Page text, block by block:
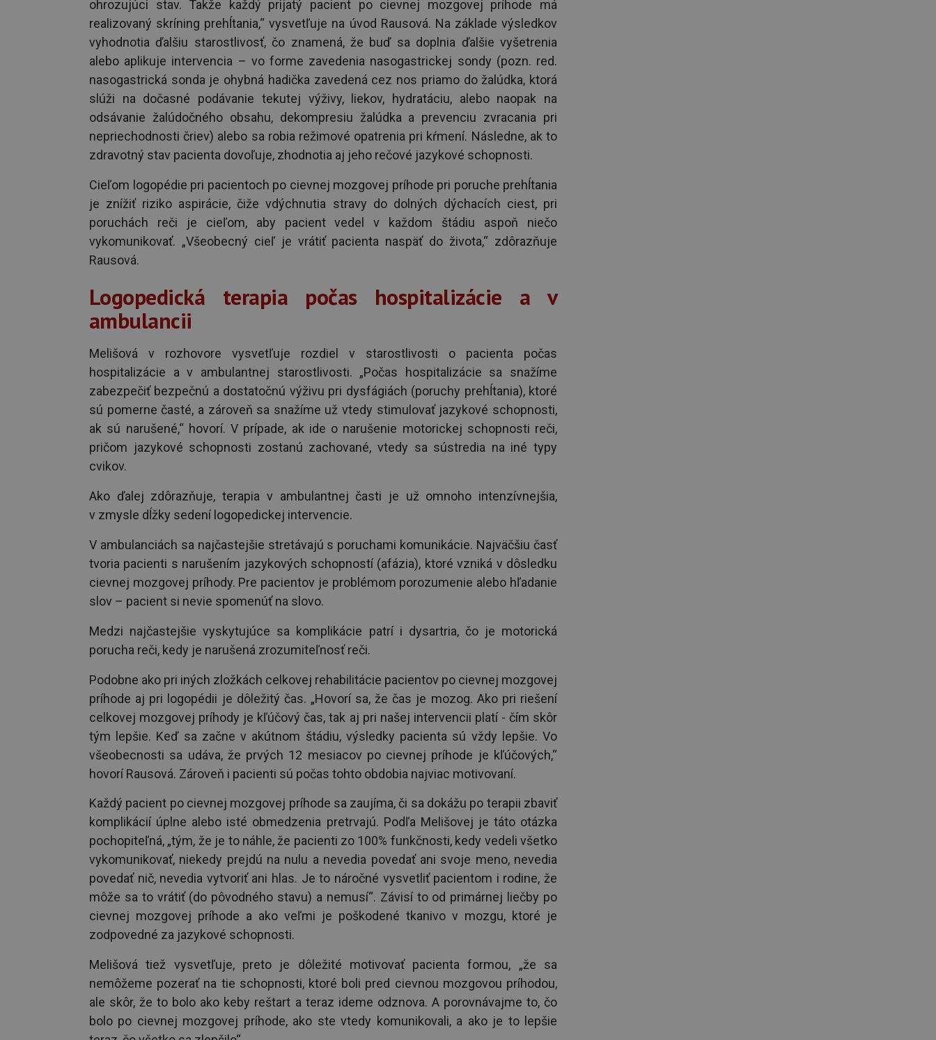
ohrozujúci stav. Takže každý prijatý pacient po cievnej mozgovej príhode má
realizovaný skríning prehĺtania,“ vysvetľuje na úvod Rausová. Na základe výsledkov
vyhodnotia ďalšiu starostlivosť, čo znamená, že buď sa doplnia ďalšie vyšetrenia
alebo aplikuje intervencia – vo forme zavedenia nasogastrickej sondy (pozn. red.
nasogastrická sonda je ohybná hadička zavedená cez nos priamo do žalúdka, ktorá
slúži na dočasné podávanie tekutej výživy, liekov, hydratáciu, alebo naopak na
odsávanie žalúdočného obsahu, dekompresiu žalúdka a prevenciu zvracania pri
nepriechodnosti čriev) alebo sa robia režimové opatrenia pri kŕmení. Následne, ak to
zdravotný stav pacienta dovoľuje, zhodnotia aj jeho rečové jazykové schopnosti.
Cieľom logopédie pri pacientoch po cievnej mozgovej príhode pri poruche prehĺtania
je znížiť riziko aspirácie, čiže vdýchnutia stravy do dolných dýchacích ciest, pri
poruchách reči je cieľom, aby pacient vedel v každom štádiu aspoň niečo
vykomunikovať. „Všeobecný cieľ je vrátiť pacienta naspäť do života,“ zdôrazňuje
Rausová.
Logopedická terapia počas hospitalizácie a v
ambulancii
Melišová v rozhovore vysvetľuje rozdiel v starostlivosti o pacienta počas
hospitalizácie a v ambulantnej starostlivosti. „Počas hospitalizácie sa snažíme
zabezpečiť bezpečnú a dostatočnú výživu pri dysfágiách (poruchy prehĺtania), ktoré
sú pomerne časté, a zároveň sa snažíme už vtedy stimulovať jazykové schopnosti,
ak sú narušené,“ hovorí. V prípade, ak ide o narušenie motorickej schopnosti reči,
pričom jazykové schopnosti zostanú zachované, vtedy sa sústredia na iné typy
cvikov.
Ako ďalej zdôrazňuje, terapia v ambulantnej časti je už omnoho intenzívnejšia,
v zmysle dĺžky sedení logopedickej intervencie.
V ambulanciách sa najčastejšie stretávajú s poruchami komunikácie. Najväčšiu časť
tvoria pacienti s narušením jazykových schopností (afázia), ktoré vzniká v dôsledku
cievnej mozgovej príhody. Pre pacientov je problémom porozumenie alebo hľadanie
slov – pacient si nevie spomenúť na slovo.
Medzi najčastejšie vyskytujúce sa komplikácie patrí i dysartria, čo je motorická
porucha reči, kedy je narušená zrozumiteľnosť reči.
Podobne ako pri iných zložkách celkovej rehabilitácie pacientov po cievnej mozgovej
príhode aj pri logopédii je dôležitý čas. „Hovorí sa, že čas je mozog. Ako pri riešení
celkovej mozgovej príhody je kľúčový čas, tak aj pri našej intervencii platí - čím skôr
tým lepšie. Keď sa začne v akútnom štádiu, výsledky pacienta sú vždy lepšie. Vo
všeobecnosti sa udáva, že prvých 12 mesiacov po cievnej príhode je kľúčových,“
hovorí Rausová. Zároveň i pacienti sú počas tohto obdobia najviac motivovaní.
Každý pacient po cievnej mozgovej príhode sa zaujíma, či sa dokážu po terapii zbaviť
komplikácií úplne alebo isté obmedzenia pretrvajú. Podľa Melišovej je táto otázka
pochopiteľná, „tým, že je to náhle, že pacienti zo 100% funkčnosti, kedy vedeli všetko
vykomunikovať, niekedy prejdú na nulu a nevedia povedať ani svoje meno, nevedia
povedať nič, nevedia vytvoriť ani hlas. Je to náročné vysvetliť pacientom i rodine, že
môže sa to vrátiť (do pôvodného stavu) a nemusí“. Závisí to od primárnej liečby po
cievnej mozgovej príhode a ako veľmi je poškodené tkanivo v mozgu, ktoré je
zodpovedné za jazykové schopnosti.
Melišová tiež vysvetľuje, preto je dôležité motivovať pacienta formou, „že sa
nemôžeme pozerať na tie schopnosti, ktoré boli pred cievnou mozgovou príhodou,
ale skôr, že to bolo ako keby reštart a teraz ideme odznova. A porovnávajme to, čo
bolo po cievnej mozgovej príhode, ako ste vtedy komunikovali, a ako je to lepšie